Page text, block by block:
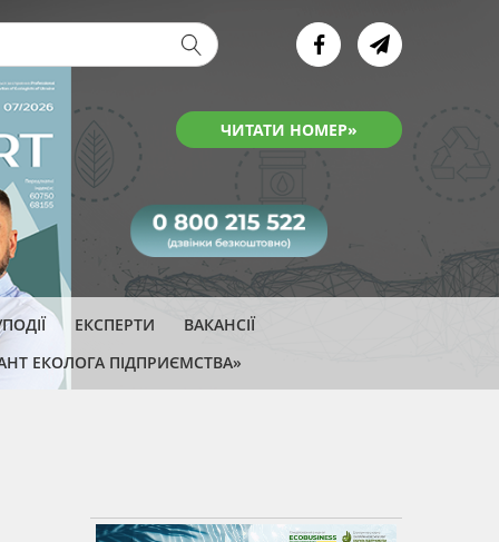
Детально →
форма
ЕКСПЕРТИ
ВАКАНСІЇ
ЕКОЛОГА ПІДПРИЄМСТВА»